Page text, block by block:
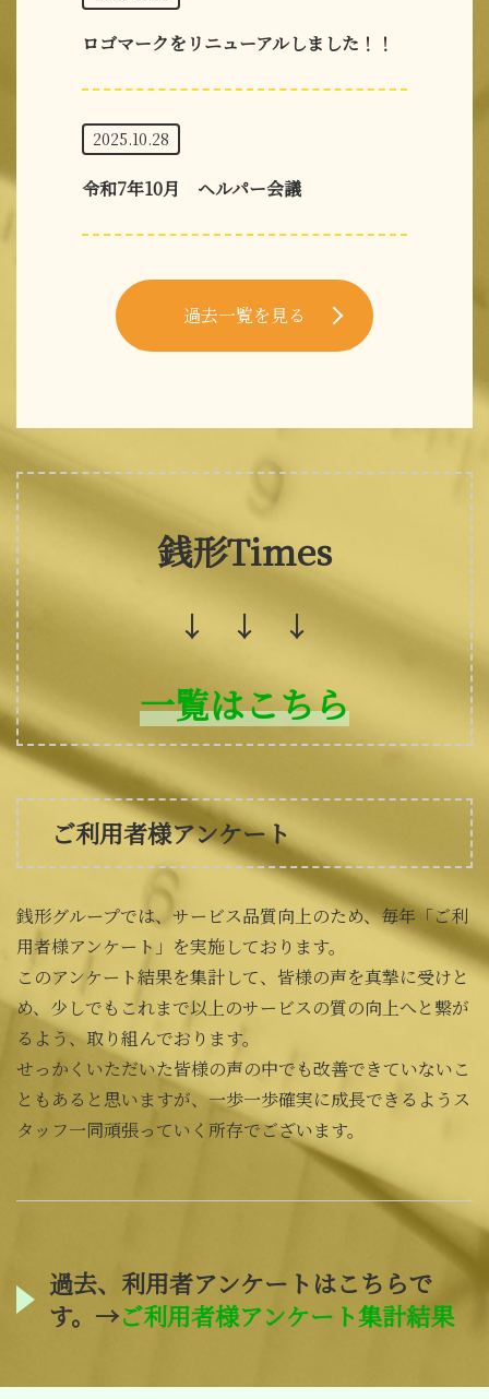
ロゴマークをリニューアルしました！！
2025.10.28
令和7年10月 ヘルパー会議
過去一覧を見る
銭形Times
↓ ↓ ↓
一覧はこちら
ご利用者様アンケート
銭形グループでは、サービス品質向上のため、毎年「ご利
用者様アンケート」を実施しております。
このアンケート結果を集計して、皆様の声を真摯に受けと
め、少しでもこれまで以上のサービスの質の向上へと繋が
るよう、取り組んでおります。
せっかくいただいた皆様の声の中でも改善できていないこ
ともあると思いますが、一歩一歩確実に成長できるようス
タッフ一同頑張っていく所存でございます。
過去、利用者アンケートはこちらで
す。→ご利用者様アンケート集計結果